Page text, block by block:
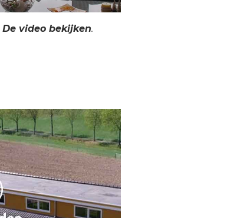
De video bekijken.